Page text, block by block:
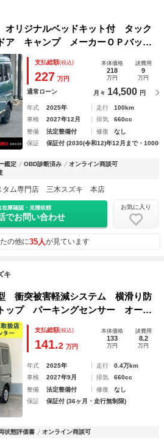
リジナルベッドキット付 タック
キャンプ メーカーＯＰバック
ディオ
支払総額(税込)
227 万円
本体価格
218
万円
諸費用
9
万円
通常ローン 月々 14,500 円
年式 2025年 走行
100km
車検
2027年12月 排気
660cc
整備
法定整備付 修復
なし
保証
保証付 (2030(令和12)年12月まで・
鑑定 OBD診断済み
オンライン商談可
タム専門店 三木スズキ 本店
在庫確認・見積依頼
でお問い合わせ
お気に入り
の他に35人が見ています
キ
衝突被害軽減システム 横滑り防
ップ パーキングセンサー オーデ
アルエアコンスイッチ シートヒ
支払総額(税込)
141.2 万円
本体価格
133
万円
諸費用
8.2
万円
年式 2025年 走行
0.4万km
車検
2027年9月 排気
660cc
整備
法定整備付 修復
なし
保証
保証付 (36ヶ月・走行無制限)
状態評価書 オンライン商談可